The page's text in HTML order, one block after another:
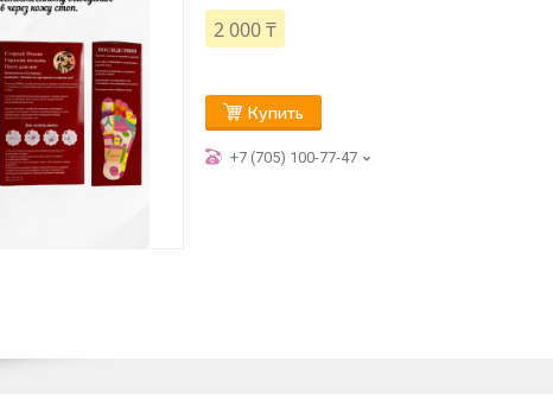
2 000 ₸
Купить
+7 (705) 100-77-47